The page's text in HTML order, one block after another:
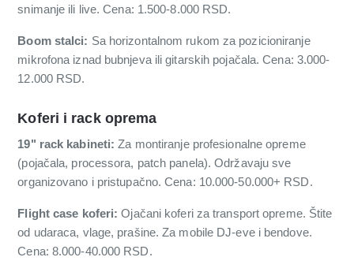
snimanje ili live. Cena: 1.500-8.000 RSD.
Boom stalci: Sa horizontalnom rukom za pozicioniranje
mikrofona iznad bubnjeva ili gitarskih pojačala. Cena: 3.000-
12.000 RSD.
Koferi i rack oprema
19" rack kabineti: Za montiranje profesionalne opreme
(pojačala, processora, patch panela). Održavaju sve
organizovano i pristupačno. Cena: 10.000-50.000+ RSD.
Flight case koferi: Ojačani koferi za transport opreme. Štite
od udaraca, vlage, prašine. Za mobile DJ-eve i bendove.
Cena: 8.000-40.000 RSD.